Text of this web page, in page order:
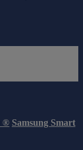
® Samsung Smart